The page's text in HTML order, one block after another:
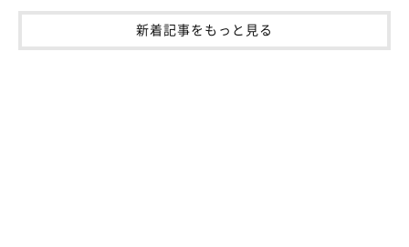
新着記事をもっと見る